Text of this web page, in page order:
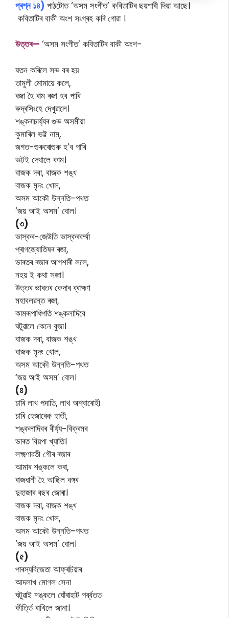
প্ৰশ্ন ১৪) পাঠটোত ‘অসম সংগীত’ কবিতাটিৰ ছয়শাৰী দিয়া আছে।
কবিতাটিৰ বাকী অংশ সংগ্ৰহ কৰি গোৱা ।
উত্তৰ— ‘অসম সংগীত’ কবিতাটিৰ বাকী অংশ-
যতন কৰিলে সৰু বৰ হয়
তামুলী মোমায়ে কলে,
ৰজা হৈ ৰাম ৰজা হব পাৰি
ৰুদ্ৰসিংহে দেখুৱালে।
শঙ্কৰাচাৰ্য্যৰ গুৰু অসমীয়া
কুমাৰিল ভট্ট নাম,
জগত-গুৰুৰোগুৰু হ’ব পাৰি
ভট্টই দেখালে কাম।
বাজক দবা, বাজক শঙ্খ
বাজক মৃদং খোল,
অসম আকৌ উন্নতি-পথত
‘জয় আই অসম’ বোল।
(৩)
ভাস্কৰ-জেউতি ভাস্কৰবৰ্ম্মা
প্ৰাগজ্যোতিষৰ ৰজা,
ভাৰতৰ ৰজাৰ আগশাৰী ললে,
নহয় ই কথা সজা।
উত্তৰ ভাৰতৰ কেদাৰ ব্ৰাহ্মণ
মহাবলৱন্ত ৰজা,
কামৰূপাধিপতি শঙ্কলাদিবে
ঘটুৱালে কেনে বুজা।
বাজক দবা, বাজক শঙ্খ
বাজক মৃদং খোল,
অসম আকৌ উন্নতি-পথত
‘জয় আই অসম’ বোল।
(৪)
চাৰি লাখ পদাতি, লাখ অশ্বাৰোহী
চাৰি হেজাৰেক হাতী,
শঙ্কলাদিবৰ বীৰ্য্য-বিক্ৰমৰ
ভাৰত বিয়পা খ্যাতি।
লক্ষ্মণাৱতী গৌৰ ৰজাৰ
আমাৰ শঙ্কলে কৰা,
ৰাজধানী হৈ আছিল বঙ্গৰ
দুহাজাৰ বছৰ জোৰা।
বাজক দবা, বাজক শঙ্খ
বাজক মৃদং খোল,
অসম আকৌ উন্নতি-পথত
‘জয় আই অসম’ বোল।
(৫)
পাৰস্যবিজেতা আফ্ৰচিয়াৰ
আদলাখ মোগল সেনা
ঘটুৱাই শঙ্কলে ঘোঁৰাহাট পৰ্ব্বতত
কীৰ্ত্তি ৰাখিলে জানা।